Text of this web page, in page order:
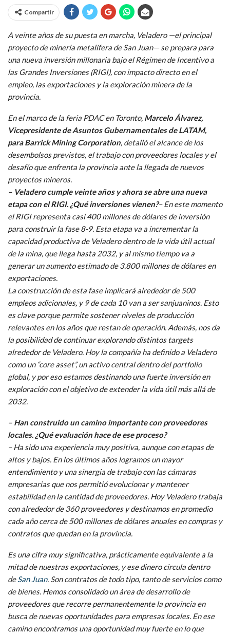
Compartir
A veinte años de su puesta en marcha, Veladero —el principal
proyecto de minería metalífera de San Juan— se prepara para
una nueva inversión millonaria bajo el Régimen de Incentivo a
las Grandes Inversiones (RIGI), con impacto directo en el
empleo, las exportaciones y la exploración minera de la
provincia.
En el marco de la feria PDAC en Toronto, Marcelo Álvarez,
Vicepresidente de Asuntos Gubernamentales de LATAM,
para Barrick Mining Corporation, detalló el alcance de los
desembolsos previstos, el trabajo con proveedores locales y el
desafío que enfrenta la provincia ante la llegada de nuevos
proyectos mineros.
– Veladero cumple veinte años y ahora se abre una nueva
etapa con el RIGI. ¿Qué inversiones vienen?– En este momento
el RIGI representa casi 400 millones de dólares de inversión
para construir la fase 8-9. Esta etapa va a incrementar la
capacidad productiva de Veladero dentro de la vida útil actual
de la mina, que llega hasta 2032, y al mismo tiempo va a
generar un aumento estimado de 3.800 millones de dólares en
exportaciones.
La construcción de esta fase implicará alrededor de 500
empleos adicionales, y 9 de cada 10 van a ser sanjuaninos. Esto
es clave porque permite sostener niveles de producción
relevantes en los años que restan de operación. Además, nos da
la posibilidad de continuar explorando distintos targets
alrededor de Veladero. Hoy la compañía ha definido a Veladero
como un “core asset”, un activo central dentro del portfolio
global, y por eso estamos destinando una fuerte inversión en
exploración con el objetivo de extender la vida útil más allá de
2032.
– Han construido un camino importante con proveedores
locales. ¿Qué evaluación hace de ese proceso?
– Ha sido una experiencia muy positiva, aunque con etapas de
altos y bajos. En los últimos años logramos un mayor
entendimiento y una sinergia de trabajo con las cámaras
empresarias que nos permitió evolucionar y mantener
estabilidad en la cantidad de proveedores. Hoy Veladero trabaja
con alrededor de 360 proveedores y destinamos en promedio
cada año cerca de 500 millones de dólares anuales en compras y
contratos que quedan en la provincia.
Es una cifra muy significativa, prácticamente equivalente a la
mitad de nuestras exportaciones, y ese dinero circula dentro
deSan Juan. Son contratos de todo tipo, tanto de servicios como
de bienes. Hemos consolidado un área de desarrollo de
proveedores que recorre permanentemente la provincia en
busca de nuevas oportunidades para empresas locales. En ese
camino encontramos una oportunidad muy fuerte en lo que